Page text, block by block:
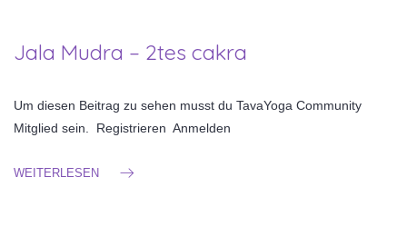
Jala Mudra – 2tes cakra
Um diesen Beitrag zu sehen musst du TavaYoga Community
Mitglied sein. Registrieren Anmelden
WEITERLESEN